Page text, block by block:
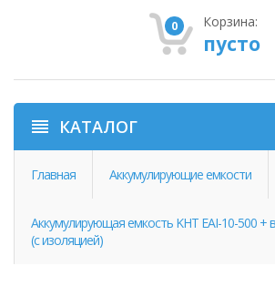
0 Корзина:
пусто
КАТАЛОГ
Главная Аккумулирующие емкости
Аккумулирующая емкость KHT EAI-10-500 +
(c изоляцией)